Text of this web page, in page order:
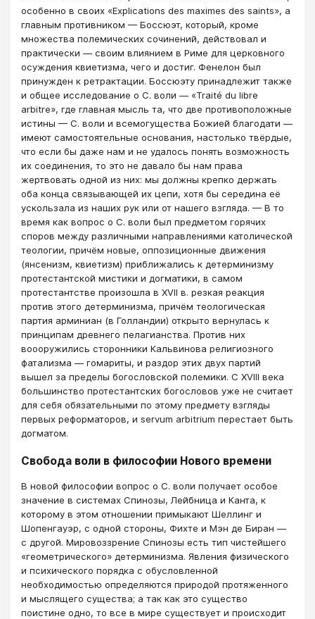
особенно в своих «Explications des maximes des saints», a
главным противником — Боссюэт, который, кроме
множества полемических сочинений, действовал и
практически — своим влиянием в Риме для церковного
осуждения квиетизма, чего и достиг. Фенелон был
принужден к ретрактации. Боссюэту принадлежит также
и общее исследование о С. воли — «Traité du libre
arbitre», где главная мысль та, что две противоположные
истины — С. воли и всемогущества Божией благодати —
имеют самостоятельные основания, настолько твёрдые,
что если бы даже нам и не удалось понять возможность
их соединения, то это не давало бы нам права
жертвовать одной из них: мы должны крепко держать
оба конца связывающей их цепи, хотя бы середина её
ускользала из наших рук или от нашего взгляда. — В то
время как вопрос о С. воли был предметом горячих
споров между различными направлениями католической
теологии, причём новые, оппозиционные движения
(янсенизм, квиетизм) приближались к детерминизму
протестантской мистики и догматики, в самом
протестантстве произошла в XVII в. резкая реакция
против этого детерминизма, причём теологическая
партия арминиан (в Голландии) открыто вернулась к
принципам древнего пелагианства. Против них
воооружились сторонники Кальвинова религиозного
фатализма — гомариты, и раздор этих двух партий
вышел за пределы богословской полемики. С XVIII века
большинство протестантских богословов уже не считает
для себя обязательными по этому предмету взгляды
первых реформаторов, и servum arbitrium перестает быть
догматом.
Свобода воли в философии Нового времени
В новой философии вопрос о С. воли получает особое
значение в системах Спинозы, Лейбница и Канта, к
которому в этом отношении примыкают Шеллинг и
Шопенгауэр, с одной стороны, Фихте и Мэн де Биран —
с другой. Мировоззрение Спинозы есть тип чистейшего
«геометрического» детерминизма. Явления физического
и психического порядка с обусловленной
необходимостью определяются природой протяженного
и мыслящего существа; а так как это существо
поистине одно, то все в мире существует и происходит